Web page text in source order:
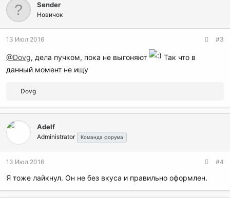
Sender
Новичок
13 Июл 2016 #3
@Dovg, дела пучком, пока не выгоняют
Так что в
данный момент не ищу
Р
а
и
Dovg
Adelf
Administrator Команда форума
13 Июл 2016 #4
Я тоже лайкнул. Он не без вкуса и правильно оформлен.